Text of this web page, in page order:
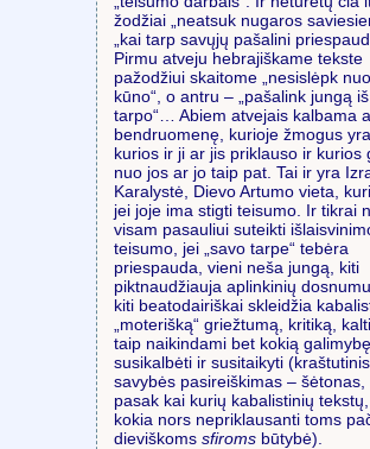
žodžiai „neatsuk nugaros
„kai tarp savųjų pašalini
Pirmu atveju hebrajiškame tekste
pažodžiui skaitome „nesislėpk
kūno“, o antru – „pašalink jungą
tarpo“… Abiem atvejais kalbama
bendruomenę, kurioje žmogus
kurios ir ji ar jis priklauso ir kurios
nuo jos ar jo taip pat. Tai ir yra
Karalystė, Dievo Artumo vieta,
jei joje ima stigti teisumo. Ir tikrai
visam pasauliui suteikti
teisumo, jei „savo tarpe“ tebėra
priespauda, vieni neša jungą, kiti
piktnaudžiauja aplinkinių
kiti beatodairiškai skleidžia
„moterišką“ griežtumą, kritiką,
taip naikindami bet kokią galimybę
susikalbėti ir susitaikyti
savybės pasireiškimas – šėtonas,
pasak kai kurių kabalistinių
kokia nors nepriklausanti toms
dieviškoms sfiroms būtybė).